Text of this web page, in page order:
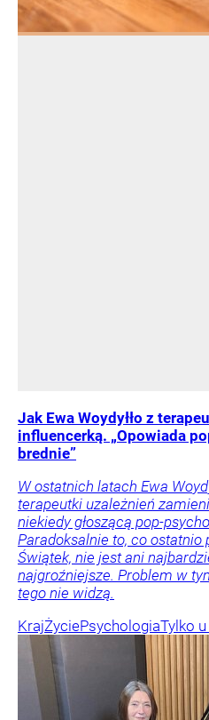
Jak Ewa Woydyłło z
influencerką. „Opowiada
brednie”
W ostatnich latach Ewa
terapeutki uzależnień
niekiedy głoszącą pop-
Paradoksalnie to, co ostatnio
Świątek, nie jest ani
najgroźniejsze. Problem w
tego nie widzą.
KrajŻyciePsychologiaTylko